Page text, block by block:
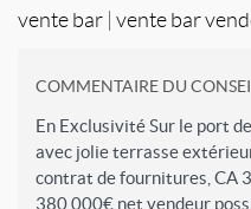
vente bar vente bar
COMMENTAIRE DU
En Exclusivité Sur le port
avec jolie terrasse
contrat de fournitures, CA
380.000€ net vendeur